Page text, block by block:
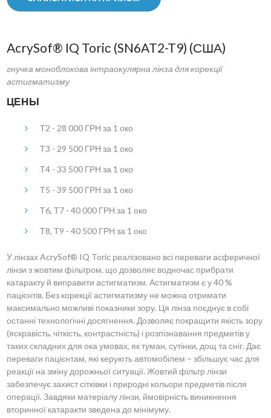
AcrySof® IQ Toriс (SN6AT2-T9) (США)
гнучка моноблокова інтраокулярна лінза для корекції
астигматизму
ЦЕНЫ
Т2 - 28 000 ГРН за 1 око
Т3 - 29 500 ГРН за 1 око
Т4 - 33 500 ГРН за 1 око
Т5 - 39 500 ГРН за 1 око
Т6, Т7 - 40 000 ГРН за 1 око
Т8, Т9 - 40 500 ГРН за 1 око
У лінзах AcrySof® IQ Toriс реалізовано всі переваги асферичної
лінзи з жовтим фільтром, що дозволяє водночас прибрати
катаракту й виправити астигматизм. Астигматизм є у 40 %
пацієнтів. Без корекції астигматизму не можна отримати
максимально можливі показники зору. Ця лінза поєднує в собі
останні технологічні досягнення. Дозволяє покращити якість зору
(яскравість, чіткість, контрастність) і розпізнавання предметів у
таких складних для ока умовах, як туман, сутінки, дощ та сніг. Дає
переваги пацієнтам, які керують автомобілем – збільшує час для
реакції на зміну дорожньої ситуації. Жовтий фільтр лінзи
забезпечує захист сітківки і природні кольори предметів після
операції. Завдяки матеріалу лінзи, ймовірність виникнення
вторинної катаракти зведена до мінімуму.